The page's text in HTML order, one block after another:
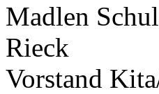
Madlen